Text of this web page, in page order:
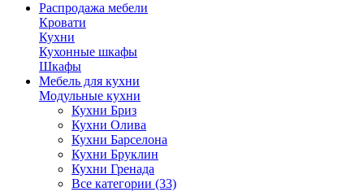
Распродажа мебели
Кровати
Кухни
Кухонные шкафы
Шкафы
Мебель для кухни
Модульные кухни
Кухни Бриз
Кухни Олива
Кухни Барселона
Кухни Бруклин
Кухни Гренада
Все категории (33)